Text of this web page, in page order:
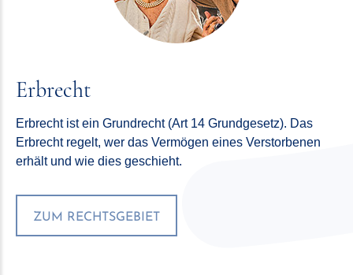
Erbrecht
Erbrecht ist ein Grundrecht (Art 14 Grundgesetz). Das
Erbrecht regelt, wer das Vermögen eines Verstorbenen
erhält und wie dies geschieht.
ZUM RECHTSGEBIET